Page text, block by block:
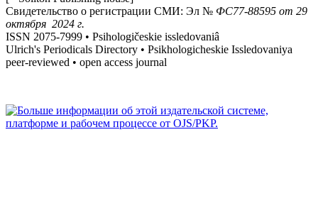
Свидетельство о регистрации СМИ: Эл № ФС77-88595 от 29
октября 2024 г.
ISSN 2075-7999 • Psihologičeskie issledovaniâ
Ulrich's Periodicals Directory • Psikhologicheskie Issledovaniya
peer-reviewed • open access journal